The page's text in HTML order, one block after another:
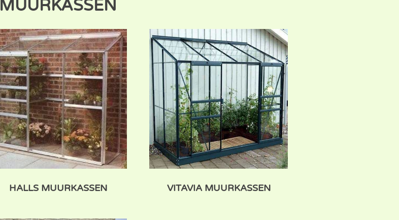
MUURKASSEN
HALLS MUURKASSEN VITAVIA MUURKASSEN